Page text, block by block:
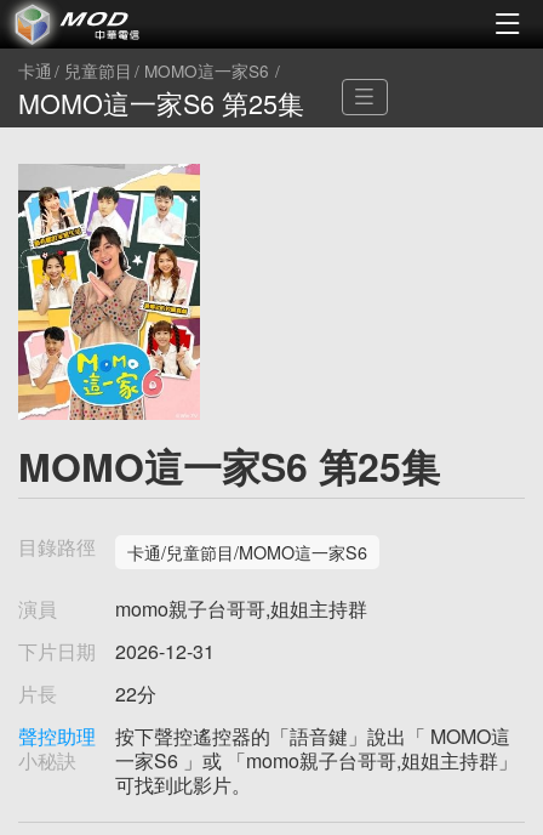
卡通 兒童節目 MOMO這一家S6
MOMO這一家S6 第25集
MOMO這一家S6 第25集
目錄路徑 卡通/兒童節目/MOMO這一家S6
演員
momo親子台哥哥,姐姐主持群
下片日期
2026-12-31
片長
22分
聲控助理
小秘訣
按下聲控遙控器的「語音鍵」說出「 MOMO這
一家S6 」或 「momo親子台哥哥,姐姐主持群」
可找到此影片。